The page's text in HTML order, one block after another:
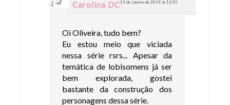
Carolina DC13 de janeiro de 2014 às 12:05
Oi Oliveira, tudo bem?
Eu estou meio que viciada
nessa série rsrs... Apesar da
temática de lobisomens já ser
bem explorada, gostei
bastante da construção dos
personagens dessa série.